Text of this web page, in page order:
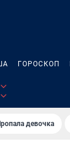
ГОРОСКОП
девочка